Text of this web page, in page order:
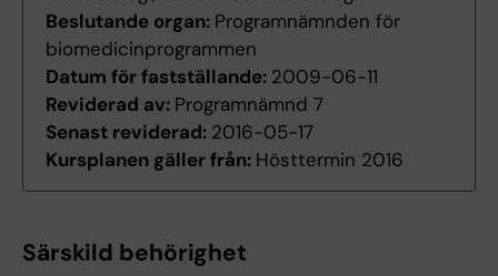
Beslutande organ: Programnämnden för
biomedicinprogrammen
Datum för fastställande: 2009-06-11
Reviderad av: Programnämnd 7
Senast reviderad: 2016-05-17
Kursplanen gäller från: Hösttermin 2016
Särskild behörighet